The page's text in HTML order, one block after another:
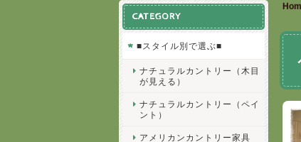
CATEGORY
■スタイル別で選ぶ■
ナチュラルカントリー（木目
が見える）
ナチュラルカントリー（ペイ
ント）
アメリカンカントリー家具